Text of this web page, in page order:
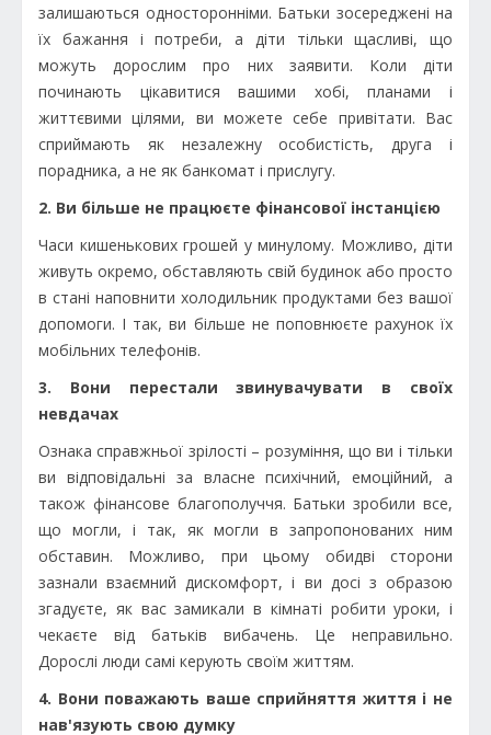
залишаються односторонніми. Батьки зосереджені на
їх бажання і потреби, а діти тільки щасливі, що
можуть дорослим про них заявити. Коли діти
починають цікавитися вашими хобі, планами і
життєвими цілями, ви можете себе привітати. Вас
сприймають як незалежну особистість, друга і
порадника, а не як банкомат і прислугу.
2. Ви більше не працюєте фінансової інстанцією
Часи кишенькових грошей у минулому. Можливо, діти
живуть окремо, обставляють свій будинок або просто
в стані наповнити холодильник продуктами без вашої
допомоги. І так, ви більше не поповнюєте рахунок їх
мобільних телефонів.
3. Вони перестали звинувачувати в своїх
невдачах
Ознака справжньої зрілості – розуміння, що ви і тільки
ви відповідальні за власне психічний, емоційний, а
також фінансове благополуччя. Батьки зробили все,
що могли, і так, як могли в запропонованих ним
обставин. Можливо, при цьому обидві сторони
зазнали взаємний дискомфорт, і ви досі з образою
згадуєте, як вас замикали в кімнаті робити уроки, і
чекаєте від батьків вибачень. Це неправильно.
Дорослі люди самі керують своїм життям.
4. Вони поважають ваше сприйняття життя і не
нав'язують свою думку